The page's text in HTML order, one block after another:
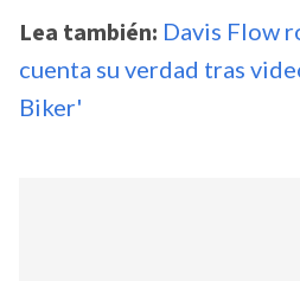
Lea también: Davis Flow
cuenta su verdad tras
Biker'